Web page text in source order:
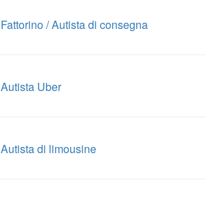
Fattorino / Autista di consegna
Autista Uber
Autista di limousine